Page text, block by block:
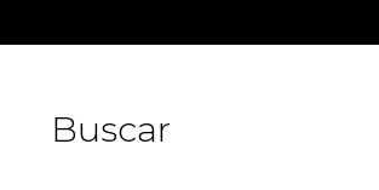
Buscar